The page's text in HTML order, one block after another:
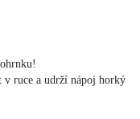
v ruce a udrží nápoj horký